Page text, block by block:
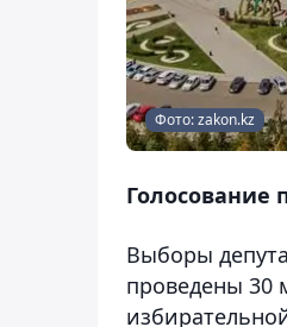
Фото: zakon.kz
Голосование
Выборы
проведены 30